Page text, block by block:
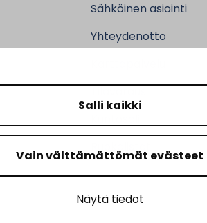
Salli kaikki
Vain välttämättömät evästeet
Näytä tiedot
Sähköinen asiointi
Yhteydenotto
Ruokalistat